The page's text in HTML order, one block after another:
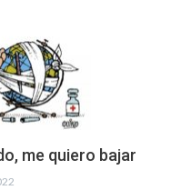
me quiero bajar